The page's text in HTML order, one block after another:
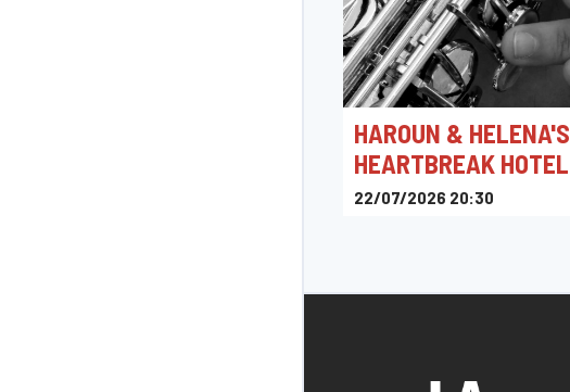
HAROUN & HELENA'S
HEARTBREAK HOTEL
22/07/2026 20:30